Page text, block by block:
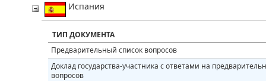
Испания
ТИП ДОКУМЕНТА
Предварительный список вопросов
Доклад государства-участника с ответами на
вопросов